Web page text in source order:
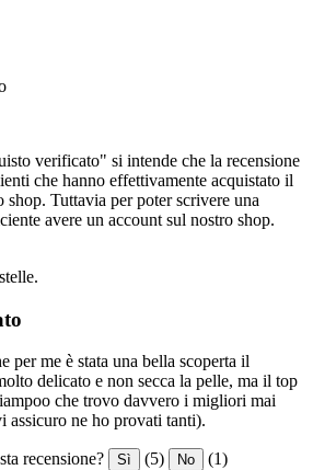
verificato" si intende che la recensione
che hanno effettivamente acquistato il
shop. Tuttavia per poter scrivere una
avere un account sul nostro shop.
per me è stata una bella scoperta il
delicato e non secca la pelle, ma il top
che trovo davvero i migliori mai
assicuro ne ho provati tanti).
recensione? Sì (5) No (1)